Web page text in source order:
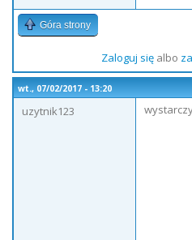
Góra strony
Zaloguj sięalbo
wt., 07/02/2017 - 13:20
uzytnik123